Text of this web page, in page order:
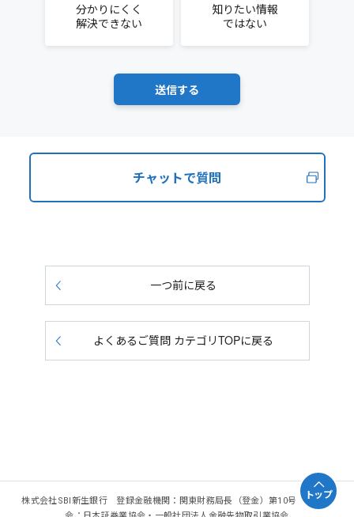
分かりにくく
解決できない
知りたい情報
ではない
チャットで質問
一つ前に戻る
よくあるご質問 カテゴリTOPに戻る
株式会社SBI新生銀行 登録金融機関：関東財務局長（登金）第10号 加入協
トップ